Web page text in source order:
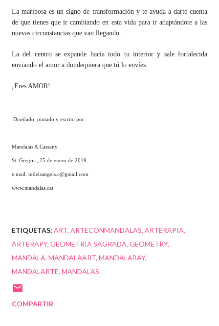
La mariposa es un signo de transformación y te ayuda a darte cuenta
de que tienes que ir cambiando en esta vida para ir adaptándote a las
nuevas circunstancias que van llegando.
La del centro se expande hacia todo tu interior y sale fortalecida
enviando el amor a dondequiera que tú lo envíes.
¡Eres AMOR!
Diseñado, pintado y escrito por:
Mandalas A.Cassany
St. Gregori, 25 de enero de 2019.
e.mail: mdelsangels.c@gmail.com
www.mandalas.cat
ETIQUETAS: ART ARTECONMANDALAS ARTERAPIA
ARTERAPY GEOMETRIA SAGRADA GEOMETRY
MANDALA MANDALAART MANDALABAY
MANDALARTE MANDALAS
COMPARTIR